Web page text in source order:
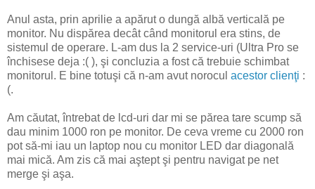
Anul asta, prin aprilie a apărut o dungă albă verticală pe
monitor. Nu dispărea decât când monitorul era stins, de
sistemul de operare. L-am dus la 2 service-uri (Ultra Pro se
închisese deja :( ), şi concluzia a fost că trebuie schimbat
monitorul. E bine totuşi că n-am avut norocul acestor clienţi :
(.
Am căutat, întrebat de lcd-uri dar mi se părea tare scump să
dau minim 1000 ron pe monitor. De ceva vreme cu 2000 ron
pot să-mi iau un laptop nou cu monitor LED dar diagonală
mai mică. Am zis că mai aştept şi pentru navigat pe net
merge şi aşa.